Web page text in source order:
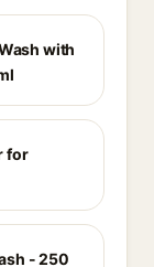
with
for
- 250